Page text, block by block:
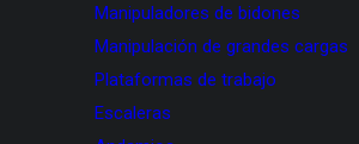
Manipuladores de bidones
Manipulación de grandes cargas
Plataformas de trabajo
Escaleras